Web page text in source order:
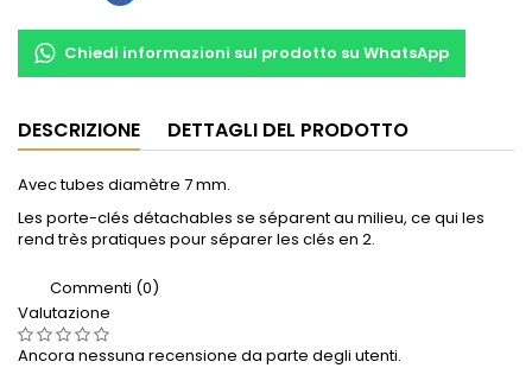
Chiedi informazioni sul prodotto su WhatsApp
DESCRIZIONE DETTAGLI DEL PRODOTTO
Avec tubes diamètre 7 mm.
Les porte-clés détachables se séparent au milieu, ce qui les
rend très pratiques pour séparer les clés en 2.
Commenti (0)
Valutazione
Ancora nessuna recensione da parte degli utenti.